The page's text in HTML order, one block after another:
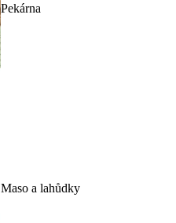
Pekárna
Maso a lahůdky